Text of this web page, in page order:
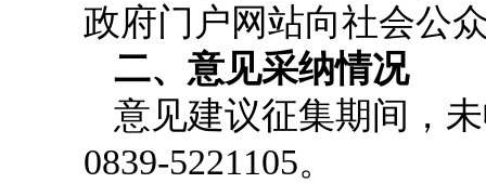
政府门户网站向社会公
二、意见采纳情况
意见建议征集期间，
0839-5221105。